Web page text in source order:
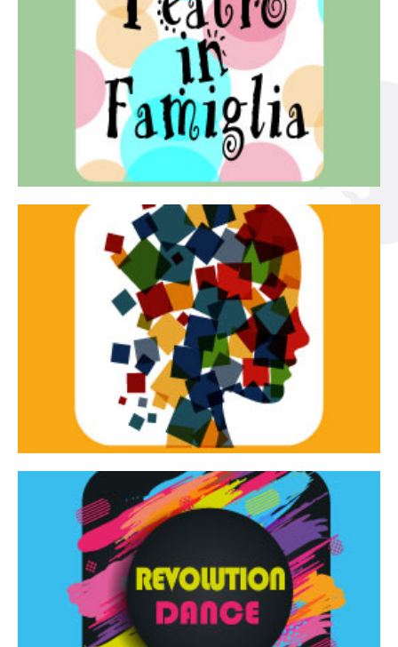
Teatro in famiglia
Teatro In Famiglia è una rassegna di teatro concepita
per far condividere e godere del teatro all’intera
famiglia.
Continua
Tracce dinamiche
Tracce Dinamiche è una rassegna di teatro
d’innovazione e sperimentale.
Continua
Revolution Dance
Rassegna di danza contemporanea – I Edizione